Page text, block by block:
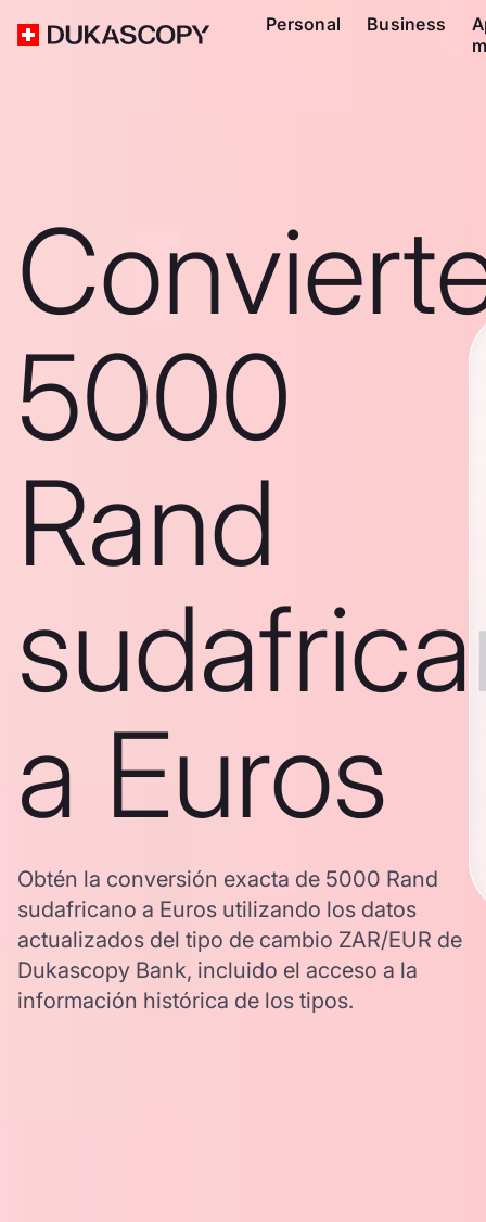
Personal Business
5000
Rand
a Euros
Obtén la conversión exacta de 5000 Rand
sudafricano a Euros utilizando los datos
actualizados del tipo de cambio ZAR/EUR de
Dukascopy Bank, incluido el acceso a la
información histórica de los tipos.